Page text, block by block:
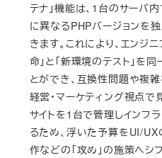
テナ」機能は、1台のサーバ内
に異なるPHPバージョンを
きます。これにより、エンジ
命」と「新環境のテスト」を
とができ、互換性問題や複
経営・マーケティング視点で
サイトを1台で管理しインフ
るため、浮いた予算をUI/
作などの「攻め」の施策へシ